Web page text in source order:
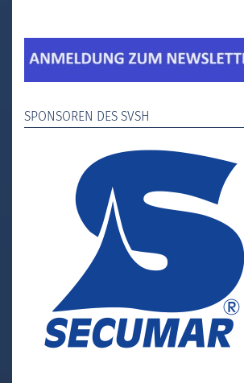
SPONSOREN DES SVSH